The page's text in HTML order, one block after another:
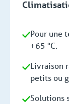
Pour une
+65 °C.
Livraison
petits ou
Solutions